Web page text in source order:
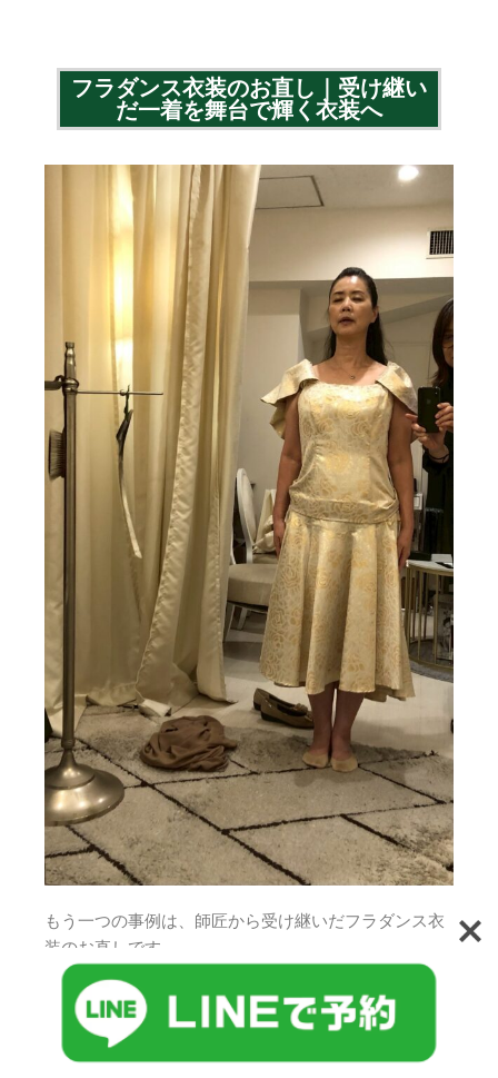
フラダンス衣装のお直し｜受け継い
だ一着を舞台で輝く衣装へ
もう一つの事例は、師匠から受け継いだフラダンス衣
装のお直しです。
クラシカルなデザインで、生地にはあまり伸縮性がな
い一着。
そのため、見た目と動きやすさの両立が求められる難